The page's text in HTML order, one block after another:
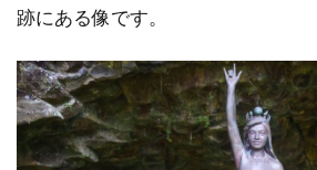
跡にある像です。